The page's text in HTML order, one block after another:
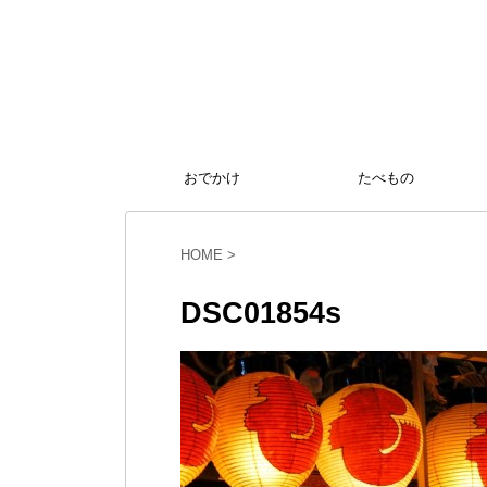
おでかけ たべもの
HOME >
DSC01854s